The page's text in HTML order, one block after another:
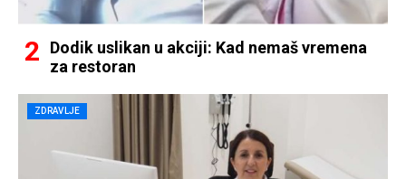
Dodik uslikan u akciji: Kad nemaš vremena
za restoran
ZDRAVLJE